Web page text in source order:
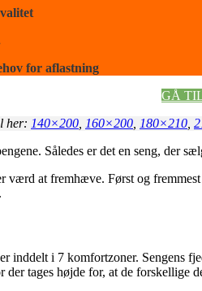
for aflastning
GÅ
her: 140×200 160×200 180×210
Således er det en seng, der
værd at fremhæve. Først og
inddelt i 7 komfortzoner. Sengens
der tages højde for, at de forskellige